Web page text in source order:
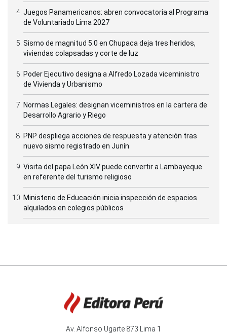
Juegos Panamericanos: abren convocatoria al Programa
de Voluntariado Lima 2027
Sismo de magnitud 5.0 en Chupaca deja tres heridos,
viviendas colapsadas y corte de luz
Poder Ejecutivo designa a Alfredo Lozada viceministro
de Vivienda y Urbanismo
Normas Legales: designan viceministros en la cartera de
Desarrollo Agrario y Riego
PNP despliega acciones de respuesta y atención tras
nuevo sismo registrado en Junín
Visita del papa León XIV puede convertir a Lambayeque
en referente del turismo religioso
Ministerio de Educación inicia inspección de espacios
alquilados en colegios públicos
Av. Alfonso Ugarte 873 Lima 1